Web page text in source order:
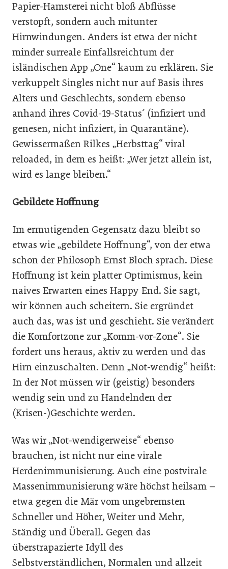
Papier-Hamsterei nicht bloß Abflüsse
verstopft, sondern auch mitunter
Hirnwindungen. Anders ist etwa der nicht
minder surreale Einfallsreichtum der
isländischen App „One“ kaum zu erklären. Sie
verkuppelt Singles nicht nur auf Basis ihres
Alters und Geschlechts, sondern ebenso
anhand ihres Covid-19-Status´ (infiziert und
genesen, nicht infiziert, in Quarantäne).
Gewissermaßen Rilkes „Herbsttag“ viral
reloaded, in dem es heißt: „Wer jetzt allein ist,
wird es lange bleiben.“
Gebildete Hoffnung
Im ermutigenden Gegensatz dazu bleibt so
etwas wie „gebildete Hoffnung“, von der etwa
schon der Philosoph Ernst Bloch sprach. Diese
Hoffnung ist kein platter Optimismus, kein
naives Erwarten eines Happy End. Sie sagt,
wir können auch scheitern. Sie ergründet
auch das, was ist und geschieht. Sie verändert
die Komfortzone zur „Komm-vor-Zone“. Sie
fordert uns heraus, aktiv zu werden und das
Hirn einzuschalten. Denn „Not-wendig“ heißt:
In der Not müssen wir (geistig) besonders
wendig sein und zu Handelnden der
(Krisen-)Geschichte werden.
Was wir „Not-wendigerweise“ ebenso
brauchen, ist nicht nur eine virale
Herdenimmunisierung. Auch eine postvirale
Massenimmunisierung wäre höchst heilsam –
etwa gegen die Mär vom ungebremsten
Schneller und Höher, Weiter und Mehr,
Ständig und Überall. Gegen das
überstrapazierte Idyll des
Selbstverständlichen, Normalen und allzeit